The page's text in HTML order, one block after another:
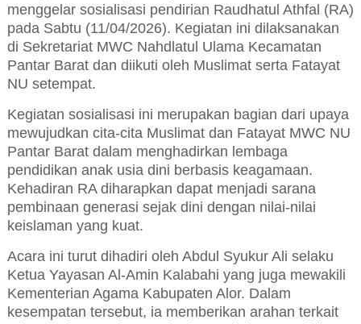
menggelar sosialisasi pendirian Raudhatul Athfal (RA)
pada Sabtu (11/04/2026). Kegiatan ini dilaksanakan
di Sekretariat MWC Nahdlatul Ulama Kecamatan
Pantar Barat dan diikuti oleh Muslimat serta Fatayat
NU setempat.
Kegiatan sosialisasi ini merupakan bagian dari upaya
mewujudkan cita-cita Muslimat dan Fatayat MWC NU
Pantar Barat dalam menghadirkan lembaga
pendidikan anak usia dini berbasis keagamaan.
Kehadiran RA diharapkan dapat menjadi sarana
pembinaan generasi sejak dini dengan nilai-nilai
keislaman yang kuat.
Acara ini turut dihadiri oleh Abdul Syukur Ali selaku
Ketua Yayasan Al-Amin Kalabahi yang juga mewakili
Kementerian Agama Kabupaten Alor. Dalam
kesempatan tersebut, ia memberikan arahan terkait